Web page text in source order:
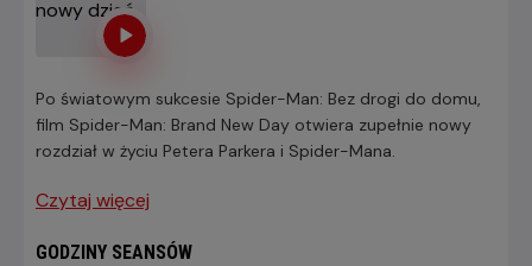
Po światowym sukcesie Spider-Man: Bez drogi do domu,
film Spider-Man: Brand New Day otwiera zupełnie nowy
rozdział w życiu Petera Parkera i Spider-Mana.
Czytaj więcej
GODZINY SEANSÓW